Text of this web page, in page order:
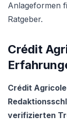
Anlageformen
Ratgeber.
Crédit
Crédit
verifizierten